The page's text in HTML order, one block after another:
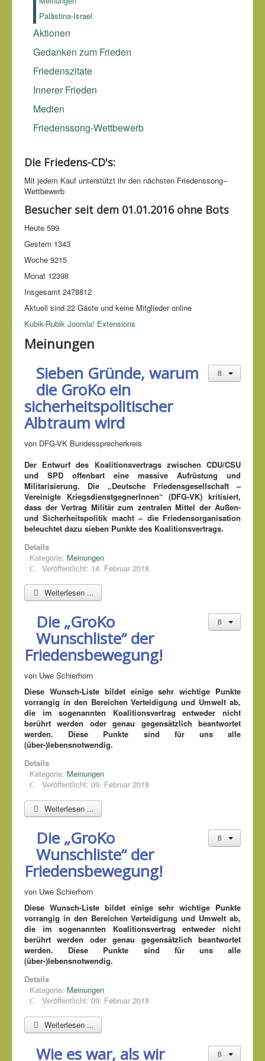
auszulöschen.
Ramman Kenoun (*?), Autor
Palästina-Israel
Aktionen
Gedanken zum Frieden
Friedenszitate
Innerer Frieden
Medien
Friedenssong-Wettbewerb
Die Friedens-CD's:
Mit jedem Kauf unter­stützt ihr den nächsten Friedens­song-­
Wettbe­werb
Besucher seit dem 01.01.2016 ohne Bots
Heute 599
Gestern 1343
Woche 9215
Monat 12398
Insgesamt 2478812
Aktuell sind 22 Gäste und keine Mitglieder online
Kubik-Rubik Joomla! Extensions
Meinungen
Sieben Gründe, warum
die GroKo ein
sicherheitspolitischer
Albtraum wird
von DFG-VK Bundessprecherkreis
Der Entwurf des Koalitionsvertrags zwischen CDU/CSU
und SPD offenbart eine massive Aufrüstung und
Militarisierung. Die „Deutsche Friedensgesellschaft –
Vereinigte KriegsdienstgegnerInnen“ (DFG-VK) kritisiert,
dass der Vertrag Militär zum zentralen Mittel der Außen-
und Sicherheitspolitik macht – die Friedensorganisation
beleuchtet dazu sieben Punkte des Koalitionsvertrags.
Details
Kategorie: Meinungen
Veröffentlicht: 14. Februar 2018
Weiterlesen ...
Die „GroKo
Wunschliste“ der
Friedensbewegung!
von Uwe Schierhorn
Diese Wunsch-Liste bildet einige sehr wichtige Punkte
vorrangig in den Bereichen Verteidigung und Umwelt ab,
die im sogenannten Koalitionsvertrag entweder nicht
berührt werden oder genau gegensätzlich beantwortet
werden. Diese Punkte sind für uns alle
(über-)lebensnotwendig.
Details
Kategorie: Meinungen
Veröffentlicht: 09. Februar 2018
Weiterlesen ...
Die „GroKo
Wunschliste“ der
Friedensbewegung!
von Uwe Schierhorn
Diese Wunsch-Liste bildet einige sehr wichtige Punkte
vorrangig in den Bereichen Verteidigung und Umwelt ab,
die im sogenannten Koalitionsvertrag entweder nicht
berührt werden oder genau gegensätzlich beantwortet
werden. Diese Punkte sind für uns alle
(über-)lebensnotwendig.
Details
Kategorie: Meinungen
Veröffentlicht: 09. Februar 2018
Weiterlesen ...
Wie es war, als wir